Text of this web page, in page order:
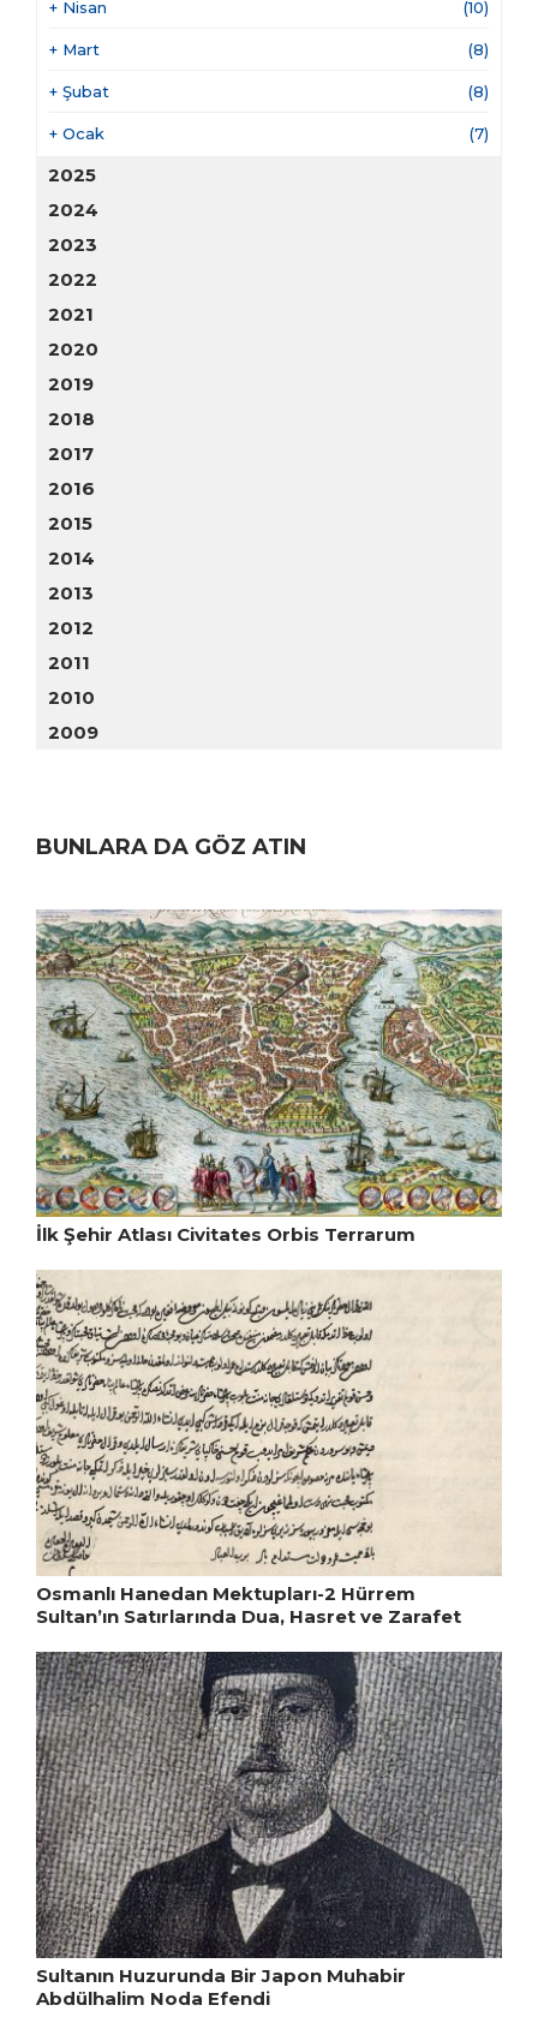
+ Nisan (10)
+ Mart (8)
+ Şubat (8)
+ Ocak (7)
2025
2024
2023
2022
2021
2020
2019
2018
2017
2016
2015
2014
2013
2012
2011
2010
2009
BUNLARA DA GÖZ ATIN
İlk Şehir Atlası Civitates Orbis Terrarum
Osmanlı Hanedan Mektupları-2 Hürrem
Sultan’ın Satırlarında Dua, Hasret ve Zarafet
Sultanın Huzurunda Bir Japon Muhabir
Abdülhalim Noda Efendi